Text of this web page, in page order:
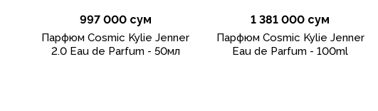
997 000 сум
Парфюм Cosmic Kylie Jenner
2.0 Eau de Parfum - 50мл
1 381 000 сум
Парфюм Cosmic Kylie Jenner
Eau de Parfum - 100ml